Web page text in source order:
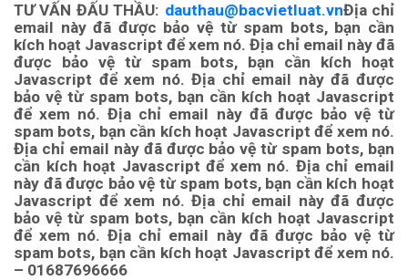
TƯ VẤN ĐẤU THẦU: dauthau@bacvietluat.vnĐịa chỉ
email này đã được bảo vệ từ spam bots, bạn cần
kích hoạt Javascript để xem nó. Địa chỉ email này đã
được bảo vệ từ spam bots, bạn cần kích hoạt
Javascript để xem nó.Địa chỉ email này đã được
bảo vệ từ spam bots, bạn cần kích hoạt Javascript
để xem nó.Địa chỉ email này đã được bảo vệ từ
spam bots, bạn cần kích hoạt Javascript để xem nó.
Địa chỉ email này đã được bảo vệ từ spam bots, bạn
cần kích hoạt Javascript để xem nó. Địa chỉ email
này đã được bảo vệ từ spam bots, bạn cần kích hoạt
Javascript để xem nó. Địa chỉ email này đã được
bảo vệ từ spam bots, bạn cần kích hoạt Javascript
để xem nó. Địa chỉ email này đã được bảo vệ từ
spam bots, bạn cần kích hoạt Javascript để xem nó.
– 01687696666